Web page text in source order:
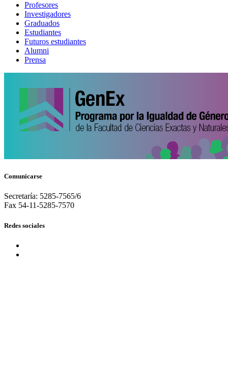
Profesores
Investigadores
Graduados
Estudiantes
Futuros estudiantes
Alumni
Prensa
Comunicarse
Secretaría: 5285-7565/6
Fax 54-11-5285-7570
Redes sociales